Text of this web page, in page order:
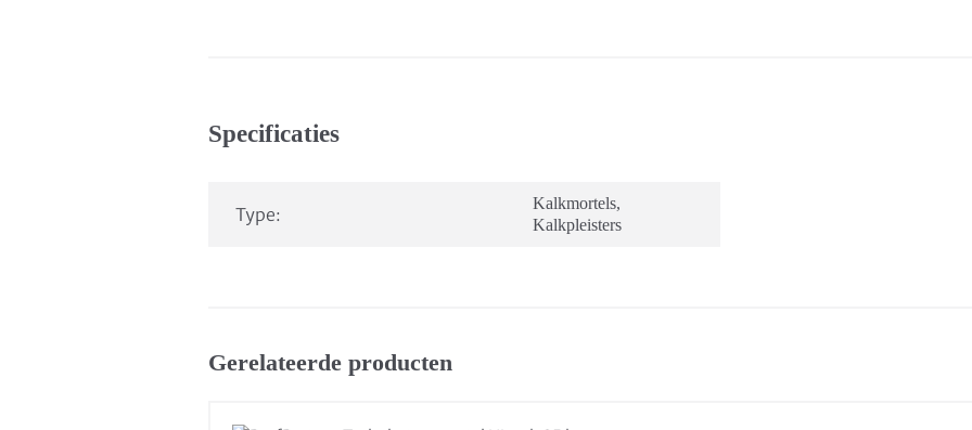
Specificaties
Type:
Kalkmortels,
Kalkpleisters
Gerelateerde producten